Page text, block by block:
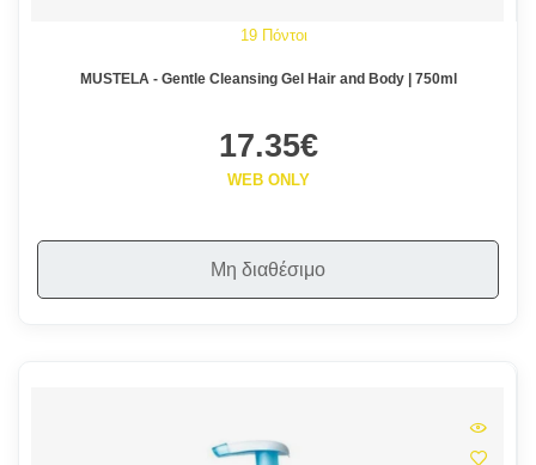
19 Πόντοι
MUSTELA - Gentle Cleansing Gel Hair and Body | 750ml
17.35€
WEB ONLY
Μη διαθέσιμο